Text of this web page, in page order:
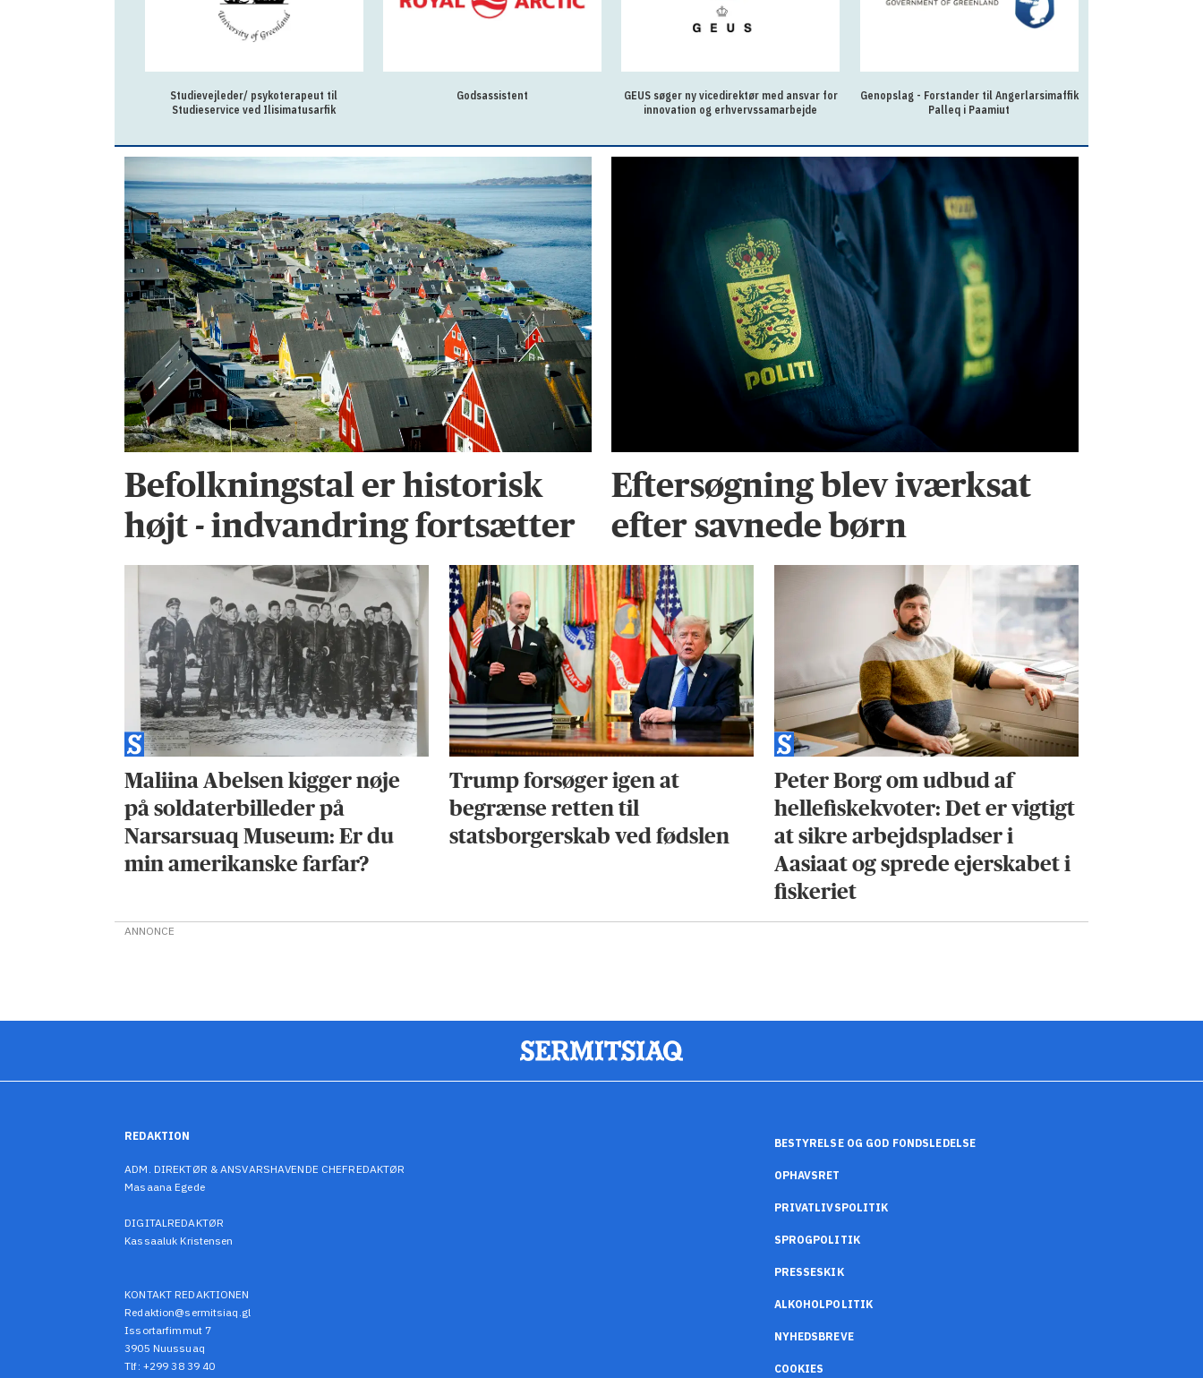
Studievejleder/ psykoterapeut til
Studieservice ved Ilisimatusarfik
Godsassistent
GEUS søger ny vicedirektør med ansvar for
innovation og erhvervssamarbejde
Genopslag - Forstander til Angerlarsimaffik
Palleq i Paamiut
Befolkningstal er historisk
højt - indvandring fortsætter
Eftersøgning blev iværksat
efter savnede børn
Maliina Abelsen kigger nøje
på soldaterbilleder på
Narsarsuaq Museum: Er du
min amerikanske farfar?
Trump forsøger igen at
begrænse retten til
statsborgerskab ved fødslen
Peter Borg om udbud af
hellefiskekvoter: Det er vigtigt
at sikre arbejdspladser i
Aasiaat og sprede ejerskabet i
fiskeriet
ANNONCE
REDAKTION
ADM. DIREKTØR & ANSVARSHAVENDE CHEFREDAKTØR
Masaana Egede
DIGITALREDAKTØR
Kassaaluk Kristensen
KONTAKT REDAKTIONEN
Redaktion@sermitsiaq.gl
Issortarfimmut 7
3905 Nuussuaq
Tlf: +299 38 39 40
BESTYRELSE OG GOD FONDSLEDELSE
OPHAVSRET
PRIVATLIVSPOLITIK
SPROGPOLITIK
PRESSESKIK
ALKOHOLPOLITIK
NYHEDSBREVE
COOKIES